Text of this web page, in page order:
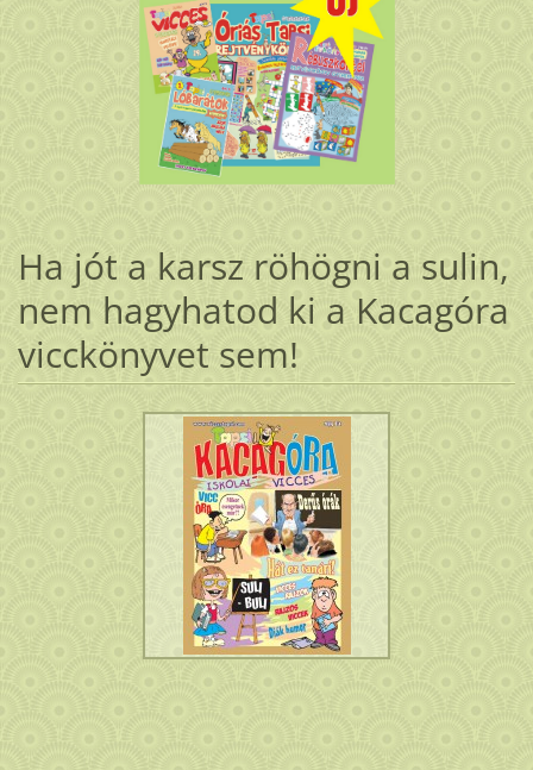
Ha jót a karsz röhögni a sulin,
nem hagyhatod ki a Kacagóra
vicckönyvet sem!